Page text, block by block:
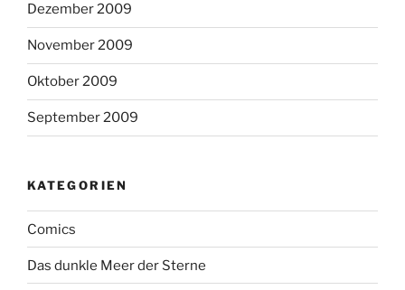
Dezember 2009
November 2009
Oktober 2009
September 2009
KATEGORIEN
Comics
Das dunkle Meer der Sterne